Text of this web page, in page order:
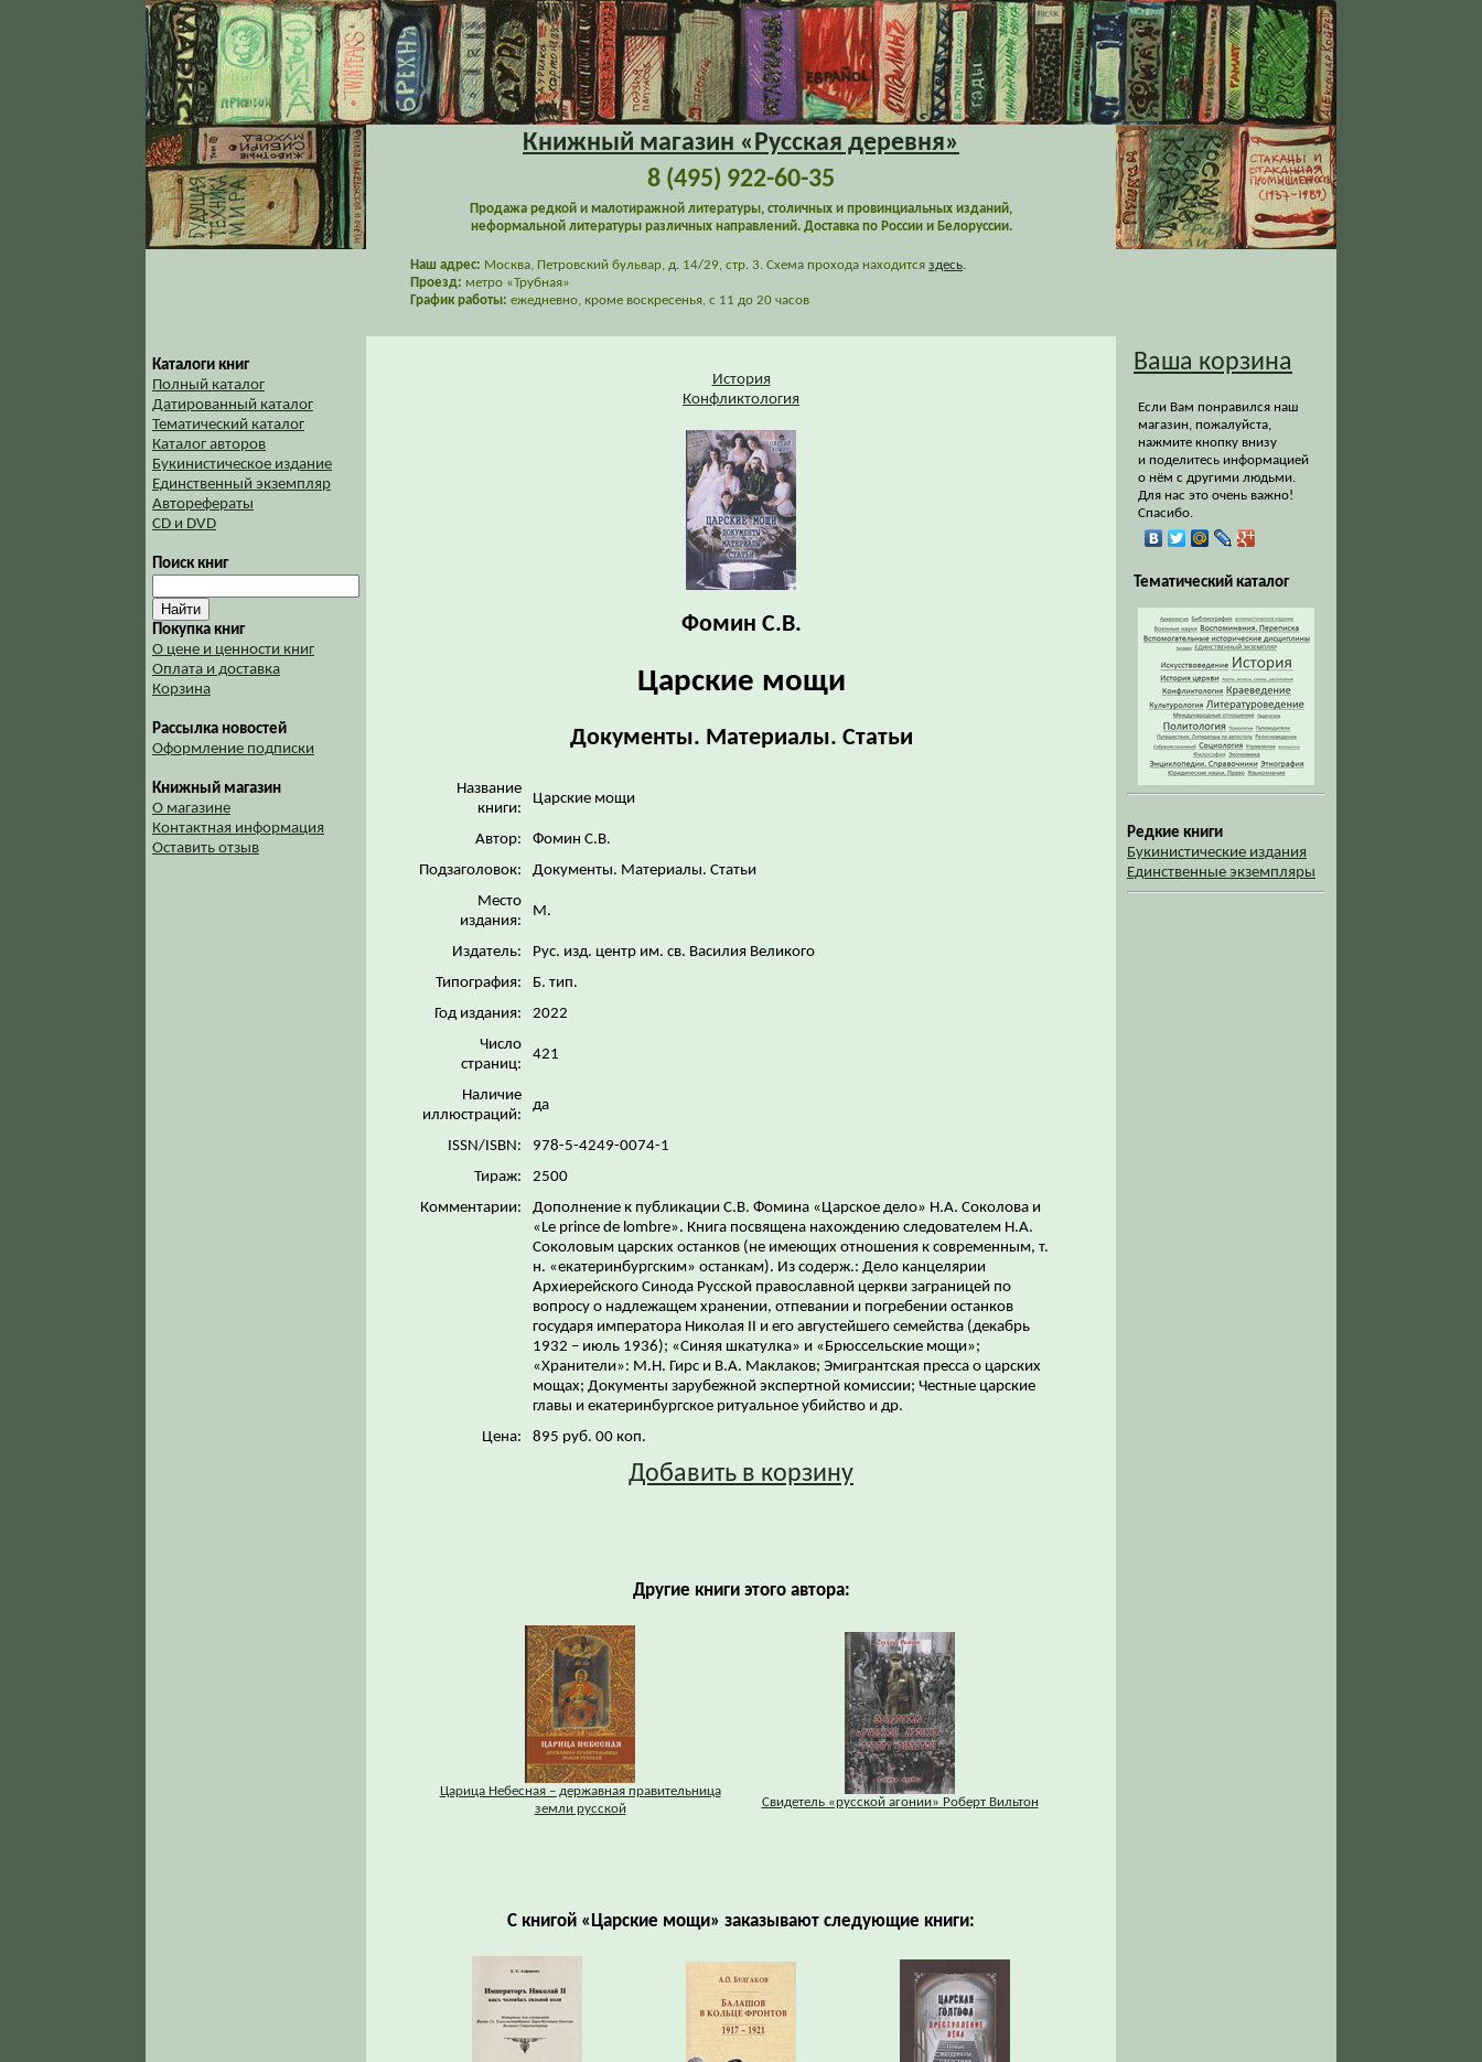
Книжный магазин «Русская деревня»
8 (495) 922-60-35
Продажа редкой и малотиражной литературы, столичных и провинциальных изданий,
неформальной литературы различных направлений. Доставка по России и Белоруссии.
Наш адрес: Москва, Петровский бульвар, д. 14/29, стр. 3. Схема прохода находится здесь.
Проезд: метро «Трубная»
График работы: ежедневно, кроме воскресенья, с 11 до 20 часов
Каталоги книг
Полный каталог
Датированный каталог
Тематический каталог
Каталог авторов
Букинистическое издание
Единственный экземпляр
Авторефераты
CD и DVD
Поиск книг
Покупка книг
О цене и ценности книг
Оплата и доставка
Корзина
Рассылка новостей
Оформление подписки
Книжный магазин
О магазине
Контактная информация
Оставить отзыв
История
Конфликтология
Фомин С.В.
Царские мощи
Документы. Материалы. Статьи
Название
книги:
Царские мощи
Автор:
Фомин С.В.
Подзаголовок:
Документы. Материалы. Статьи
Место
издания:
М.
Издатель:
Рус. изд. центр им. св. Василия Великого
Типография:
Б. тип.
Год издания:
2022
Число
страниц:
421
Наличие
иллюстраций:
да
ISSN/ISBN:
978-5-4249-0074-1
Тираж:
2500
Комментарии:
Дополнение к публикации С.В. Фомина «Царское дело» Н.А. Соколова и
«Le prince de lombre». Книга посвящена нахождению следователем Н.А.
Соколовым царских останков (не имеющих отношения к современным, т.
н. «екатеринбургским» останкам). Из содерж.: Дело канцелярии
Архиерейского Синода Русской православной церкви заграницей по
вопросу о надлежащем хранении, отпевании и погребении останков
государя императора Николая II и его августейшего семейства (декабрь
1932 – июль 1936); «Синяя шкатулка» и «Брюссельские мощи»;
«Хранители»: М.Н. Гирс и В.А. Маклаков; Эмигрантская пресса о царских
мощах; Документы зарубежной экспертной комиссии; Честные царские
главы и екатеринбургское ритуальное убийство и др.
Цена:
895 руб. 00 коп.
Добавить в корзину
Другие книги этого автора:
Царица Небесная – державная правительница
земли русской
Свидетель «русской агонии» Роберт Вильтон
С книгой «Царские мощи» заказывают следующие книги:
Ваша корзина
Если Вам понравился наш
магазин, пожалуйста,
нажмите кнопку внизу
и поделитесь информацией
о нём с другими людьми.
Для нас это очень важно!
Спасибо.
Тематический каталог
Редкие книги
Букинистические издания
Единственные экземпляры